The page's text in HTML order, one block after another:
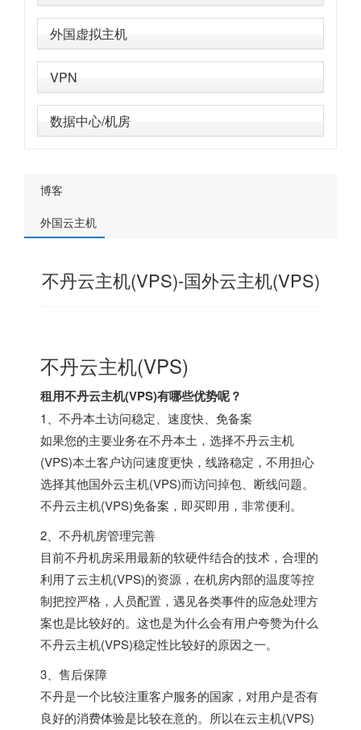
外国虚拟主机
VPN
数据中心/机房
博客
外国云主机
不丹云主机(VPS)-国外云主机(VPS)
不丹云主机(VPS)
租用不丹云主机(VPS)有哪些优势呢？
1、不丹本土访问稳定、速度快、免备案
如果您的主要业务在不丹本土，选择不丹云主机
(VPS)本土客户访问速度更快，线路稳定，不用担心
选择其他国外云主机(VPS)而访问掉包、断线问题。
不丹云主机(VPS)免备案，即买即用，非常便利。
2、不丹机房管理完善
目前不丹机房采用最新的软硬件结合的技术，合理的
利用了云主机(VPS)的资源，在机房内部的温度等控
制把控严格，人员配置，遇见各类事件的应急处理方
案也是比较好的。这也是为什么会有用户夸赞为什么
不丹云主机(VPS)稳定性比较好的原因之一。
3、售后保障
不丹是一个比较注重客户服务的国家，对用户是否有
良好的消费体验是比较在意的。所以在云主机(VPS)